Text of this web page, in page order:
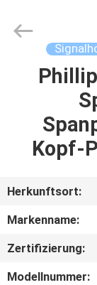
HAUS
UNS
AUSFLUG
Co,LTD.
Kopf-
Herkunftsort:
Markenname:
Zertifizierung:
Modellnummer: